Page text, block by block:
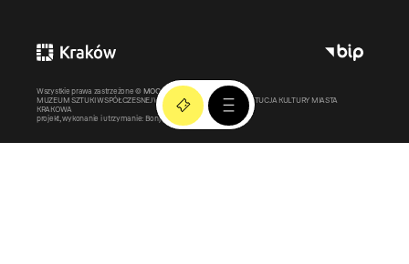
Wszystkie prawa zastrzeżone © MOCAK2011-2026
MUZEUM SZTUKI WSPÓŁCZESNEJ W KRAKOWIE MOCAK – INSTYTUCJA KULTURY MIASTA
KRAKOWA
projekt, wykonanie i utrzymanie: Bonjour.pl